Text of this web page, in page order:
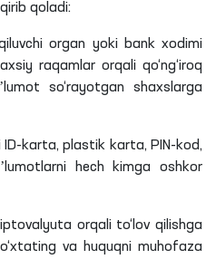
qoladi:
organ yoki bank xodimi
raqamlar orqali qo‘ng‘iroq
so‘rayotgan shaxslarga
karta, plastik karta, PIN-kod,
hech kimga oshkor
orqali to‘lov qilishga
va huquqni muhofaza